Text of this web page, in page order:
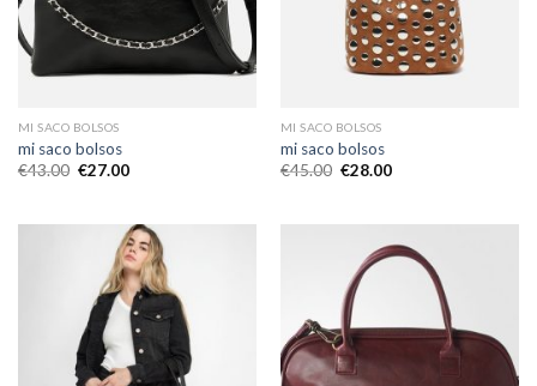
MI SACO BOLSOS
mi saco bolsos
€43.00 €27.00
MI SACO BOLSOS
mi saco bolsos
€45.00 €28.00